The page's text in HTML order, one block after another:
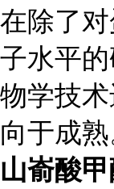
在除了
子水平
物学技
向于成熟
山嵛酸